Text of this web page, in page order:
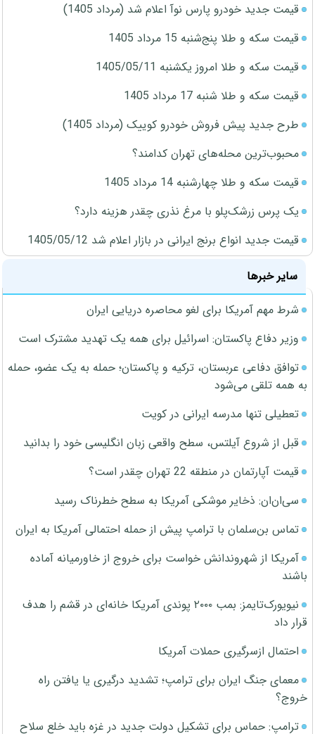
قیمت جدید خودرو پارس نوآ اعلام شد (مرداد 1405)
قیمت سکه و طلا پنج‌شنبه 15 مرداد 1405
قیمت سکه و طلا امروز یکشنبه 1405/05/11
قیمت سکه و طلا شنبه 17 مرداد 1405
طرح جدید پیش فروش خودرو کوییک (مرداد 1405)
محبوب‌ترین محله‌های تهران کدامند؟
قیمت سکه و طلا چهارشنبه 14 مرداد 1405
یک پرس زرشک‌پلو با مرغ نذری چقدر هزینه دارد؟
قیمت جدید انواع برنج ایرانی در بازار اعلام شد 1405/05/12
سایر خبرها
شرط مهم آمریکا برای لغو محاصره دریایی ایران
وزیر دفاع پاکستان: اسرائیل برای همه یک تهدید مشترک است
توافق دفاعی عربستان، ترکیه و پاکستان؛ حمله به یک عضو، حمله
به همه تلقی می‌شود
تعطیلی تنها مدرسه ایرانی در کویت
قبل از شروع آیلتس، سطح واقعی زبان انگلیسی خود را بدانید
قیمت آپارتمان در منطقه 22 تهران چقدر است؟
سی‌ان‌ان: ذخایر موشکی آمریکا به سطح خطرناک رسید
تماس بن‌سلمان با ترامپ پیش از حمله احتمالی آمریکا به ایران
آمریکا از شهروندانش خواست برای خروج از خاورمیانه آماده
باشند
نیویورک‌تایمز: بمب ۲۰۰۰ پوندی آمریکا خانه‌ای در قشم را هدف
قرار داد
احتمال ازسرگیری حملات آمریکا
معمای جنگ ایران برای ترامپ؛ تشدید درگیری یا یافتن راه
خروج؟
ترامپ: حماس برای تشکیل دولت جدید در غزه باید خلع سلاح